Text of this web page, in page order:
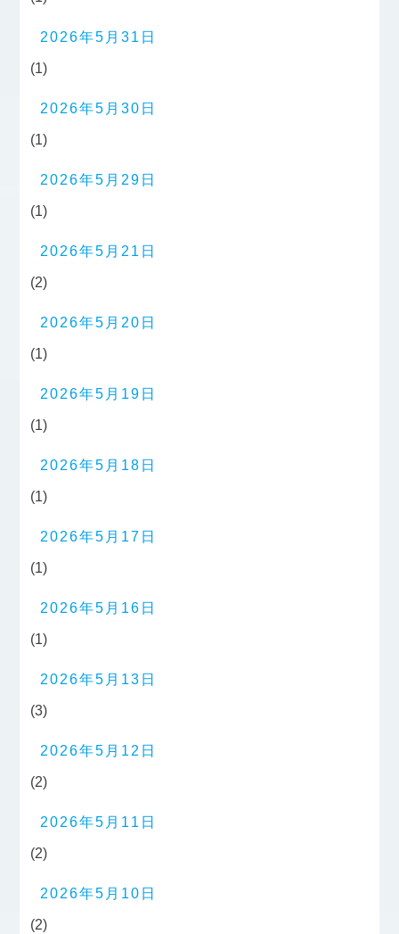
2026年5月31日
(1)
2026年5月30日
(1)
2026年5月29日
(1)
2026年5月21日
(2)
2026年5月20日
(1)
2026年5月19日
(1)
2026年5月18日
(1)
2026年5月17日
(1)
2026年5月16日
(1)
2026年5月13日
(3)
2026年5月12日
(2)
2026年5月11日
(2)
2026年5月10日
(2)